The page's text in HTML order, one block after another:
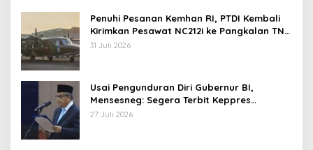
Penuhi Pesanan Kemhan RI, PTDI Kembali
Kirimkan Pesawat NC212i ke Pangkalan TNI
AU
31 Juli 2026
Usai Pengunduran Diri Gubernur BI,
Mensesneg: Segera Terbit Keppres
Pemberhentian dengan Hormat
27 Juli 2026